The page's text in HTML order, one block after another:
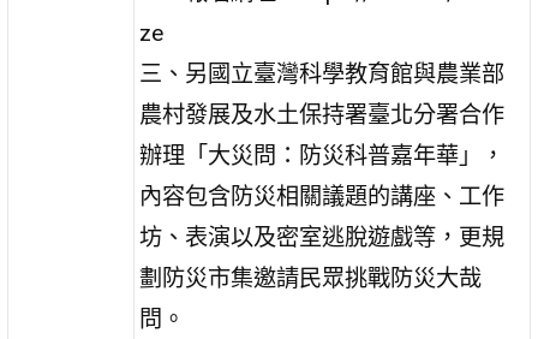
ze
三、另國立臺灣科學教育館與農業部
農村發展及水土保持署臺北分署合作
辦理「大災問：防災科普嘉年華」，
內容包含防災相關議題的講座、工作
坊、表演以及密室逃脫遊戲等，更規
劃防災市集邀請民眾挑戰防災大哉
問。